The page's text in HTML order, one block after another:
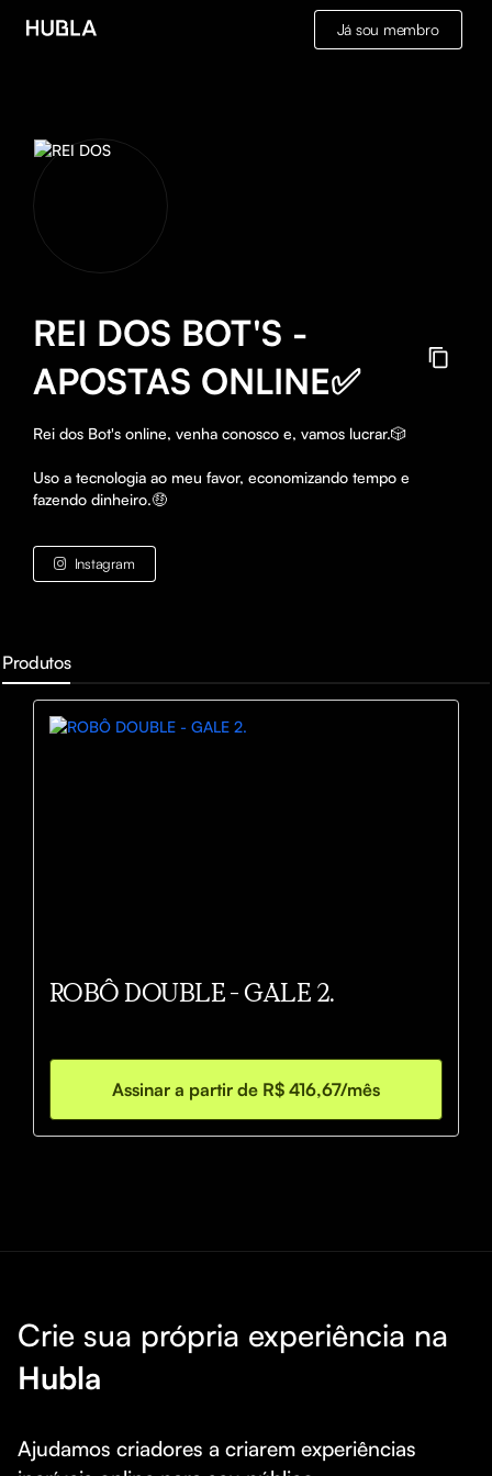
Já sou membro
REI DOS BOT'S -
APOSTAS ONLINE✅
Rei dos Bot's online, venha conosco e, vamos lucrar.🎲
Uso a tecnologia ao meu favor, economizando tempo e
fazendo dinheiro.🤑
Instagram
Produtos
ROBÔ DOUBLE - GALE 2.
Assinar a partir de R$ 416,67/mês
Crie sua própria experiência na
Hubla
Ajudamos criadores a criarem experiências